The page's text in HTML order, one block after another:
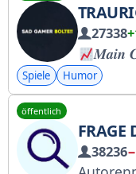
27338
𝑴𝒂𝒊𝒏
Spiele Humor
öffentlich
FRAGE
38236